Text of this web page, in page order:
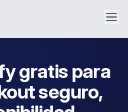
gratis para
seguro,